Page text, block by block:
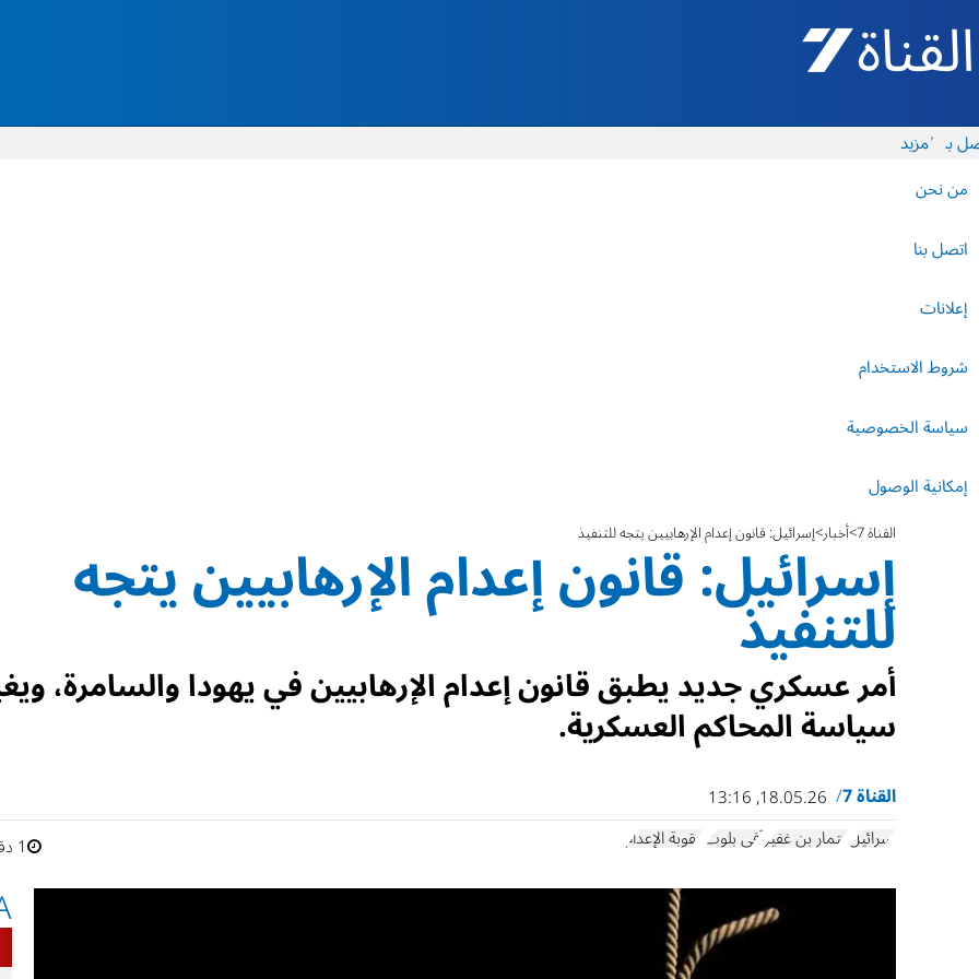
القناة 7 - أروتس شيفع
بنا
من نحن
اتصل بنا
إعلانات
شروط الاستخدام
سياسة الخصوصية
إمكانية الوصول
المزيد
القناة 7 أخبار إسرائيل: قانون إعدام الإرهابيين يتجه للتنفيذ
إسرائيل: قانون إعدام الإرهابيين يتجه
للتنفيذ
أمر عسكري جديد يطبق قانون إعدام الإرهابيين في يهودا والسامرة،
سياسة المحاكم العسكرية.
القناة 7
18.05.26, 13:16
إسرائيل إيتمار بن غفيرآفي بلوت عقوبة الإعدام 1 دقائق